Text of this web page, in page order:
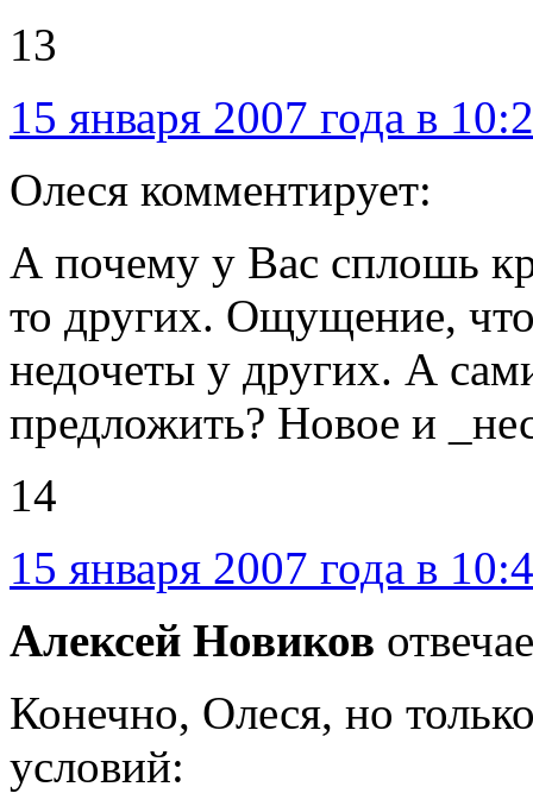
13
15 января 2007 года в
Олеся комментирует:
А почему у Вас сплошь
то других. Ощущение,
недочеты у других. А
предложить? Новое и
14
15 января 2007 года в
Алексей Новиков
Конечно, Олеся, но
условий: